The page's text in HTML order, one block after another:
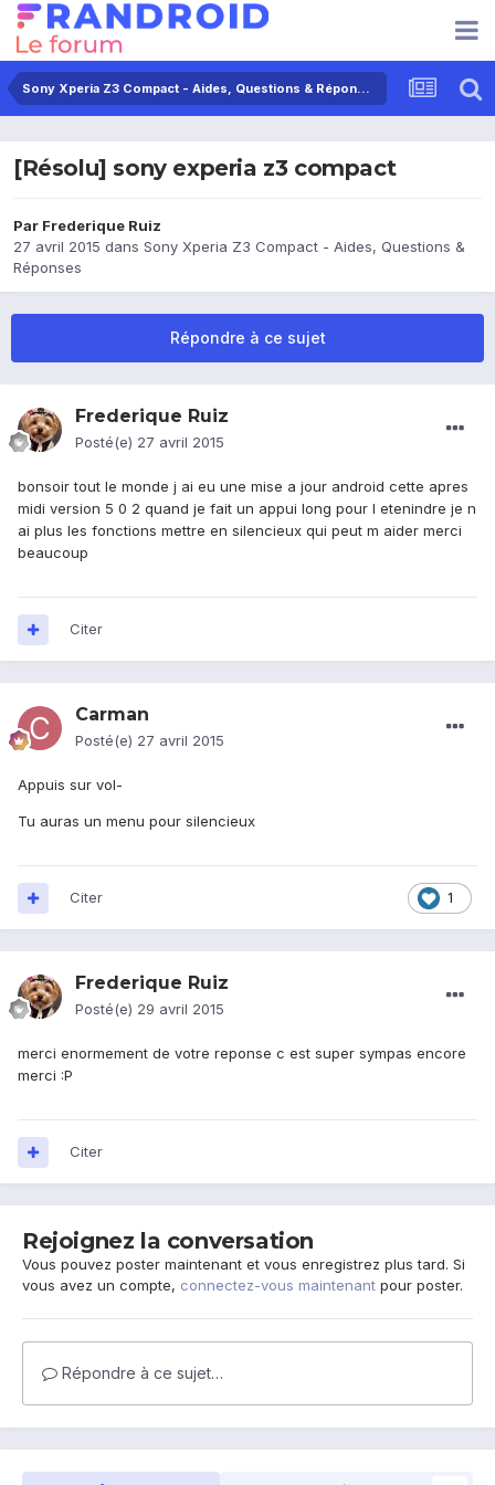
Sony Xperia Z3 Compact - Aides, Questions & Réponses
[Résolu] sony experia z3 compact
Par Frederique Ruiz
27 avril 2015 dans Sony Xperia Z3 Compact - Aides, Questions &
Réponses
Répondre à ce sujet
Frederique Ruiz
Posté(e) 27 avril 2015
bonsoir tout le monde j ai eu une mise a jour android cette apres
midi version 5 0 2 quand je fait un appui long pour l etenindre je n
ai plus les fonctions mettre en silencieux qui peut m aider merci
beaucoup
Citer
Carman
Posté(e) 27 avril 2015
Appuis sur vol-
Tu auras un menu pour silencieux
1
Citer
Frederique Ruiz
Posté(e) 29 avril 2015
merci enormement de votre reponse c est super sympas encore
merci :P
Citer
Rejoignez la conversation
Vous pouvez poster maintenant et vous enregistrez plus tard. Si
vous avez un compte, connectez-vous maintenant pour poster.
Répondre à ce sujet…